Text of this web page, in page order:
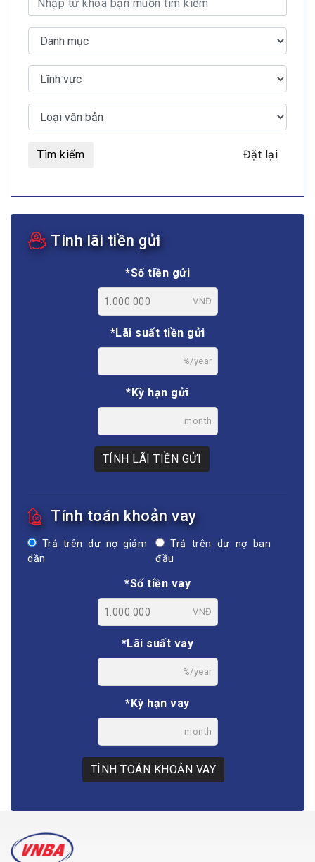
Tìm kiếm Đặt lại
Tính lãi tiền gửi
*Số tiền gửi
VNĐ
*Lãi suất tiền gửi
%/year
*Kỳ hạn gửi
month
TÍNH LÃI TIỀN GỬI
Tính toán khoản vay
Trả trên dư nợ giảm
dần
Trả trên dư nợ ban
đầu
*Số tiền vay
VNĐ
*Lãi suất vay
%/year
*Kỳ hạn vay
month
TÍNH TOÁN KHOẢN VAY